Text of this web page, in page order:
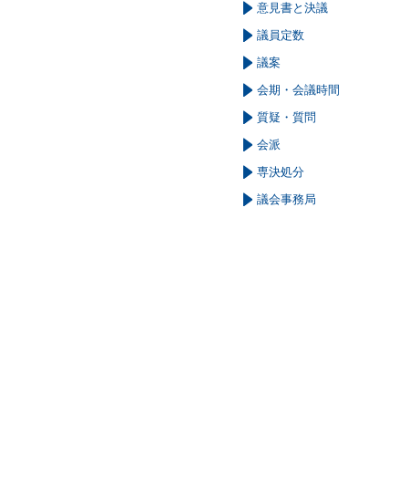
意見書と決議
議員定数
議案
会期・会議時間
質疑・質問
会派
専決処分
議会事務局